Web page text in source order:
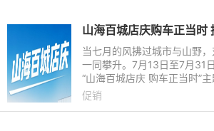
当七月的风拂过城市与山野
一同攀升。7月13日至7月31
“山海百城店庆 购车正当时”
7 PLUS、山海L7超越版、旅
促销